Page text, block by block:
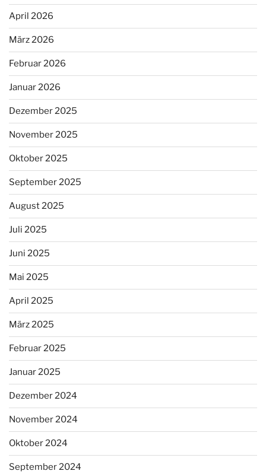
April 2026
März 2026
Februar 2026
Januar 2026
Dezember 2025
November 2025
Oktober 2025
September 2025
August 2025
Juli 2025
Juni 2025
Mai 2025
April 2025
März 2025
Februar 2025
Januar 2025
Dezember 2024
November 2024
Oktober 2024
September 2024